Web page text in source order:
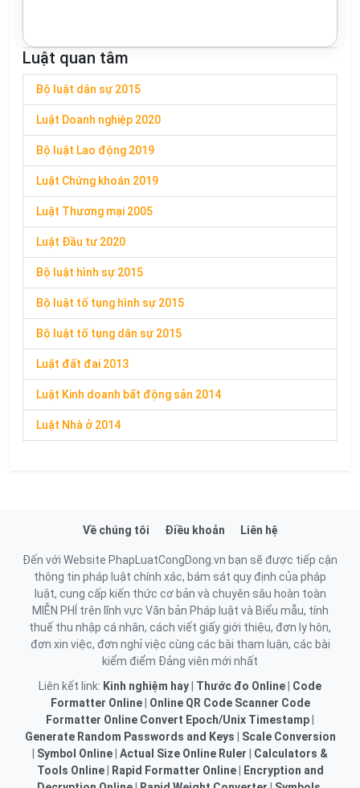
Luật quan tâm
Bộ luật dân sự 2015
Luật Doanh nghiệp 2020
Bộ luật Lao động 2019
Luật Chứng khoán 2019
Luật Thương mại 2005
Luật Đầu tư 2020
Bộ luật hình sự 2015
Bộ luật tố tụng hình sự 2015
Bộ luật tố tụng dân sự 2015
Luật đất đai 2013
Luật Kinh doanh bất động sản 2014
Luật Nhà ở 2014
Về chúng tôi Điều khoản Liên hệ
Đến với Website PhapLuatCongDong.vn bạn sẽ được tiếp cận
thông tin pháp luật chính xác, bám sát quy định của pháp
luật, cung cấp kiến thức cơ bản và chuyên sâu hoàn toàn
MIỄN PHÍ trên lĩnh vực Văn bản Pháp luật và Biểu mẫu, tính
thuế thu nhập cá nhân, cách viết giấy giới thiệu, đơn ly hôn,
đơn xin việc, đơn nghỉ việc cùng các bài tham luận, các bài
kiểm điểm Đảng viên mới nhất
Liên kết link: Kinh nghiệm hay Thước đo Online
Code
Formatter Online| Online QR Code Scanner Code
Formatter Online Convert Epoch/Unix Timestamp
Generate Random Passwords and Keys
Scale Conversion
Symbol Online Actual Size Online Ruler
Calculators &
Tools Online| Rapid Formatter Online|
Encryption and